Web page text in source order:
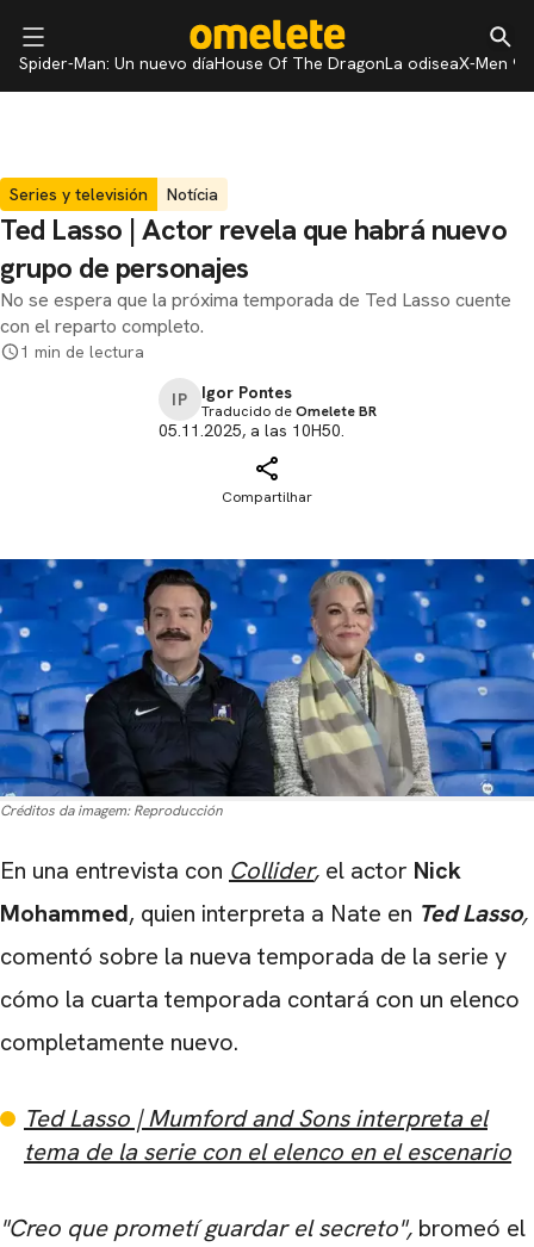
Spider-Man: Un nuevo díaHouse Of The DragonLa odiseaX-Men 97
Series y televisión Notícia
Ted Lasso | Actor revela que habrá nuevo
grupo de personajes
No se espera que la próxima temporada de Ted Lasso cuente
con el reparto completo.
1 min de lectura
IP Igor Pontes
Traducido deOmelete BR
05.11.2025, a las 10H50.
Compartilhar
Créditos da imagem: Reproducción
En una entrevista con Collider, el actor Nick
Mohammed, quien interpreta a Nate en Ted Lasso,
comentó sobre la nueva temporada de la serie y
cómo la cuarta temporada contará con un elenco
completamente nuevo.
Ted Lasso | Mumford and Sons interpreta el
tema de la serie con el elenco en el escenario
"Creo que prometí guardar el secreto", bromeó el